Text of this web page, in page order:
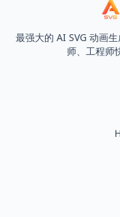
最强大的 AI SVG 动画
师、工程师